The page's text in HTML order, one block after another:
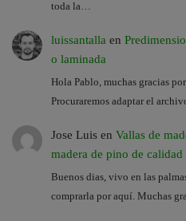
toda la…
luissantalla en
o laminada
Hola Pablo, muchas gracias
Procuraremos adaptar el
Jose Luis en Vallas de
madera de pino de calidad
Buenos dias, vivo en las
comprarla por aquí. Muchas